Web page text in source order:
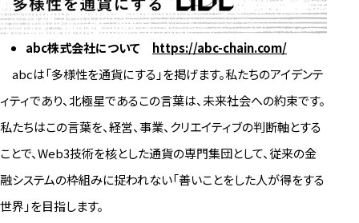
abc株式会社について https://abc-chain.com/
abcは「多様性を通貨にする」を掲げます。私たちのアイデンテ
ィティであり、北極星であるこの言葉は、未来社会への約束です。
私たちはこの言葉を、経営、事業、クリエイティブの判断軸とする
ことで、Web3技術を核とした通貨の専門集団として、従来の金
融システムの枠組みに捉われない「善いことをした人が得をする
世界」を目指します。